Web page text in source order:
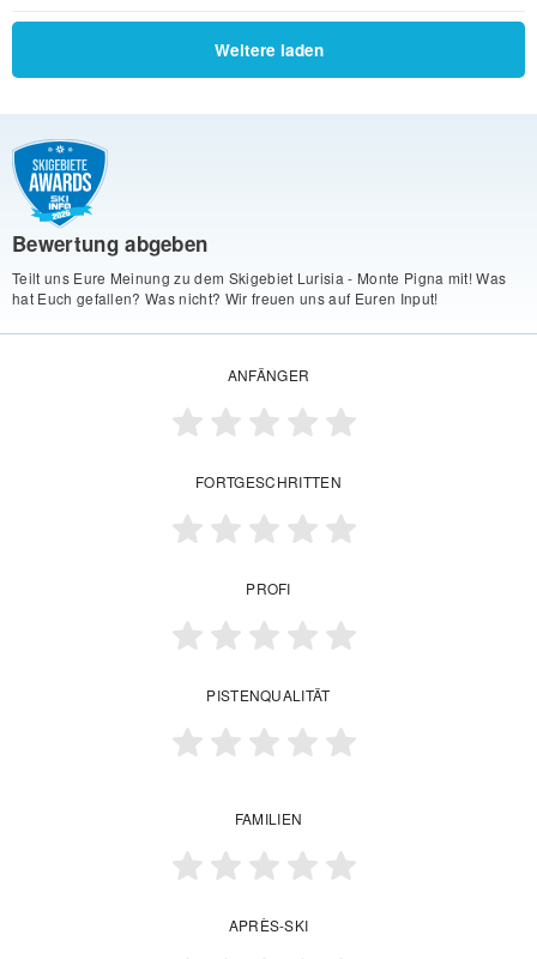
Weitere laden
Bewertung abgeben
Teilt uns Eure Meinung zu dem Skigebiet Lurisia - Monte Pigna mit! Was
hat Euch gefallen? Was nicht? Wir freuen uns auf Euren Input!
ANFÄNGER
FORTGESCHRITTEN
PROFI
PISTENQUALITÄT
FAMILIEN
APRÈS-SKI